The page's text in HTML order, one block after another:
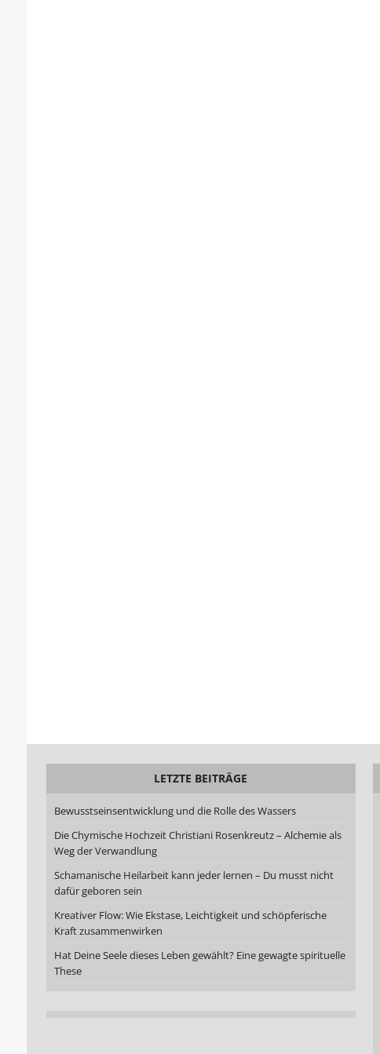
LETZTE BEITRÄGE
Bewusstseinsentwicklung und die Rolle des Wassers
Die Chymische Hochzeit Christiani Rosenkreutz – Alchemie als
Weg der Verwandlung
Schamanische Heilarbeit kann jeder lernen – Du musst nicht
dafür geboren sein
Kreativer Flow: Wie Ekstase, Leichtigkeit und schöpferische
Kraft zusammenwirken
Hat Deine Seele dieses Leben gewählt? Eine gewagte spirituelle
These